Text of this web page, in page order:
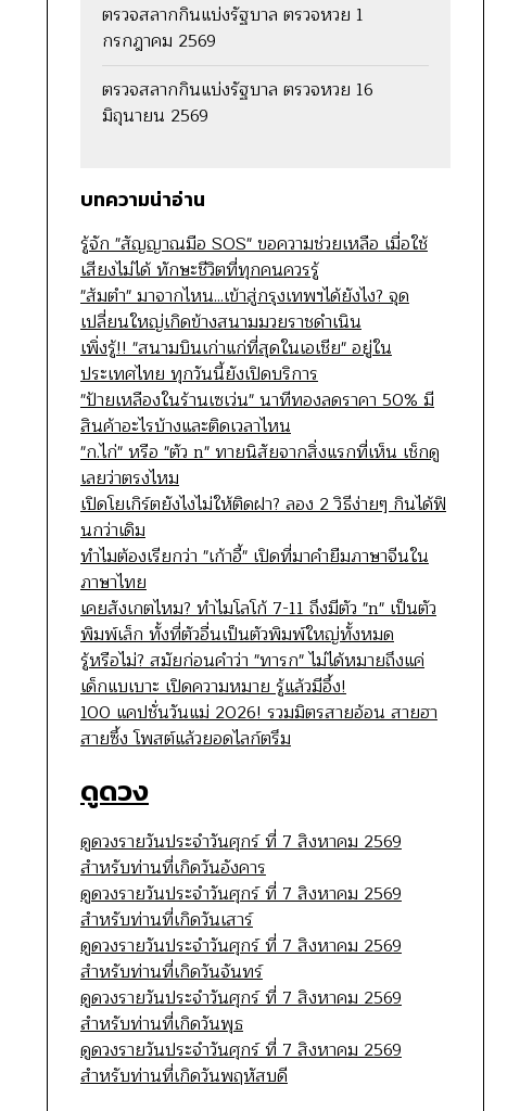
ตรวจสลากกินแบ่งรัฐบาล ตรวจหวย 1
กรกฎาคม 2569
ตรวจสลากกินแบ่งรัฐบาล ตรวจหวย 16
มิถุนายน 2569
บทความน่าอ่าน
รู้จัก "สัญญาณมือ SOS" ขอความช่วยเหลือ เมื่อใช้
เสียงไม่ได้ ทักษะชีวิตที่ทุกคนควรรู้
"ส้มตำ" มาจากไหน...เข้าสู่กรุงเทพฯได้ยังไง? จุด
เปลี่ยนใหญ่เกิดข้างสนามมวยราชดำเนิน
เพิ่งรู้!! "สนามบินเก่าแก่ที่สุดในเอเชีย" อยู่ใน
ประเทศไทย ทุกวันนี้ยังเปิดบริการ
"ป้ายเหลืองในร้านเซเว่น" นาทีทองลดราคา 50% มี
สินค้าอะไรบ้างและติดเวลาไหน
"ก.ไก่" หรือ "ตัว n" ทายนิสัยจากสิ่งแรกที่เห็น เช็กดู
เลยว่าตรงไหม
เปิดโยเกิร์ตยังไงไม่ให้ติดฝา? ลอง 2 วิธีง่ายๆ กินได้ฟิ
นกว่าเดิม
ทำไมต้องเรียกว่า "เก้าอี้" เปิดที่มาคำยืมภาษาจีนใน
ภาษาไทย
เคยสังเกตไหม? ทำไมโลโก้ 7-11 ถึงมีตัว "n" เป็นตัว
พิมพ์เล็ก ทั้งที่ตัวอื่นเป็นตัวพิมพ์ใหญ่ทั้งหมด
รู้หรือไม่? สมัยก่อนคำว่า "ทารก" ไม่ได้หมายถึงแค่
เด็กแบเบาะ เปิดความหมาย รู้แล้วมีอึ้ง!
100 แคปชั่นวันแม่ 2026! รวมมิตรสายอ้อน สายฮา
สายซึ้ง โพสต์แล้วยอดไลก์ตรึม
ดูดวง
ดูดวงรายวันประจำวันศุกร์ ที่ 7 สิงหาคม 2569
สำหรับท่านที่เกิดวันอังคาร
ดูดวงรายวันประจำวันศุกร์ ที่ 7 สิงหาคม 2569
สำหรับท่านที่เกิดวันเสาร์
ดูดวงรายวันประจำวันศุกร์ ที่ 7 สิงหาคม 2569
สำหรับท่านที่เกิดวันจันทร์
ดูดวงรายวันประจำวันศุกร์ ที่ 7 สิงหาคม 2569
สำหรับท่านที่เกิดวันพุธ
ดูดวงรายวันประจำวันศุกร์ ที่ 7 สิงหาคม 2569
สำหรับท่านที่เกิดวันพฤหัสบดี